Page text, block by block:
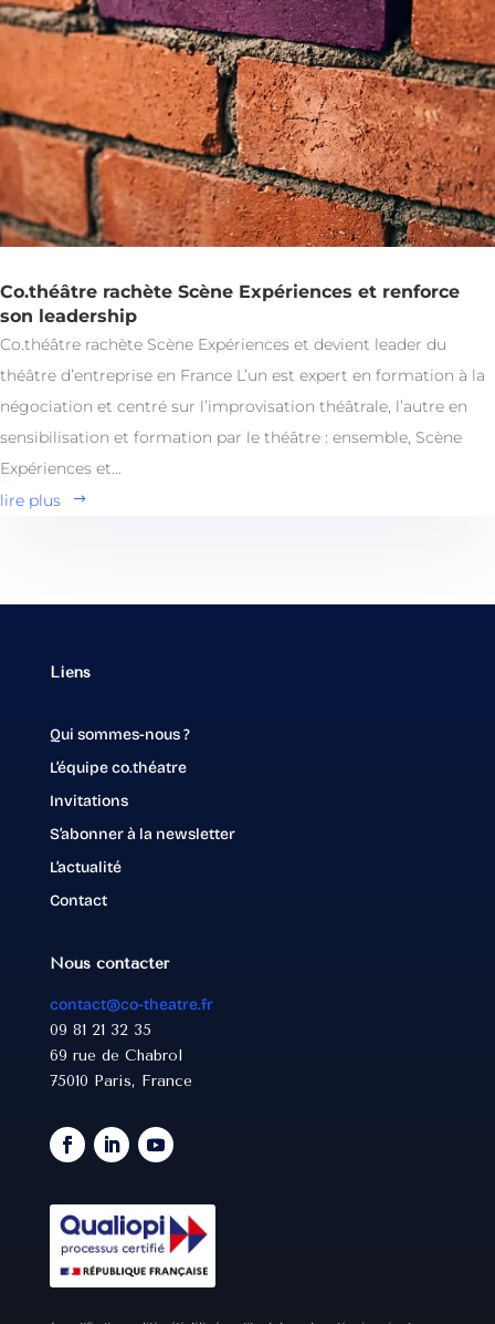
Co.théâtre rachète Scène Expériences et renforce
son leadership
Co.théâtre rachète Scène Expériences et devient leader du
théâtre d’entreprise en France L’un est expert en formation à la
négociation et centré sur l’improvisation théâtrale, l’autre en
sensibilisation et formation par le théâtre : ensemble, Scène
Expériences et...
lire plus
Liens
Qui sommes-nous ?
L’équipe co.théatre
Invitations
S’abonner à la newsletter
L’actualité
Contact
Nous contacter
contact@co-theatre.fr
09 81 21 32 35
69 rue de Chabrol
75010 Paris, France